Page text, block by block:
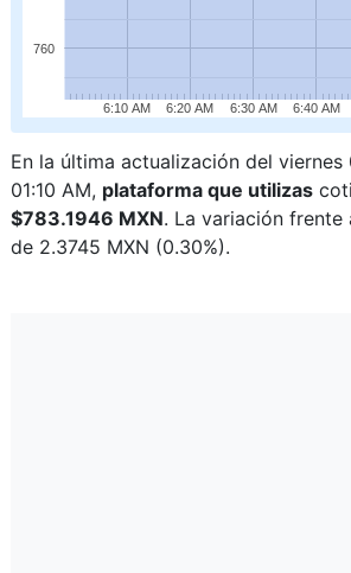
6:10 AM 6:20 AM 6:30 AM 6:40 AM
760
En la última actualización del
01:10 AM, plataforma que utilizas
$783.1946 MXN. La variación
de 2.3745 MXN (0.30%).